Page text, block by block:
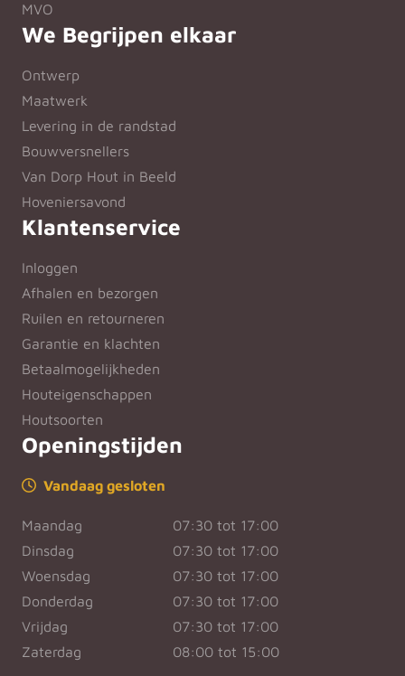
MVO
We Begrijpen elkaar
Ontwerp
Maatwerk
Levering in de randstad
Bouwversnellers
Van Dorp Hout in Beeld
Hoveniersavond
Klantenservice
Inloggen
Afhalen en bezorgen
Ruilen en retourneren
Garantie en klachten
Betaalmogelijkheden
Houteigenschappen
Houtsoorten
Openingstijden
Vandaag gesloten
Maandag
07:30 tot 17:00
Dinsdag
07:30 tot 17:00
Woensdag
07:30 tot 17:00
Donderdag
07:30 tot 17:00
Vrijdag
07:30 tot 17:00
Zaterdag
08:00 tot 15:00